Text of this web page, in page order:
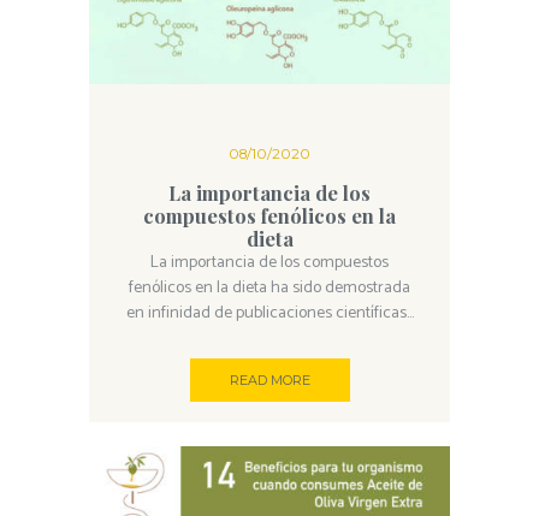
08/10/2020
La importancia de los
compuestos fenólicos en la
dieta
La importancia de los compuestos
fenólicos en la dieta ha sido demostrada
en infinidad de publicaciones científicas...
READ MORE